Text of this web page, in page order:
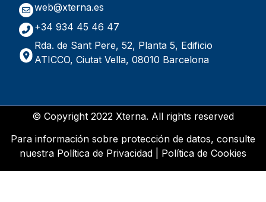
web@xterna.es
+34 934 45 46 47
Rda. de Sant Pere, 52, Planta 5, Edificio
ATICCO, Ciutat Vella, 08010 Barcelona
© Copyright 2022 Xterna. All rights reserved
Para información sobre protección de datos, consulte
nuestra Política de Privacidad Política de Cookies